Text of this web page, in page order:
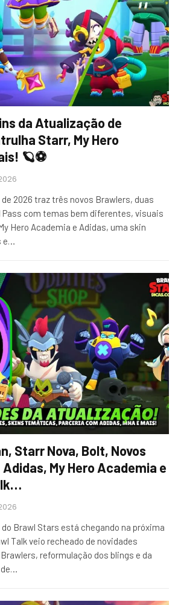
da Atualização de
Starr, My Hero
🪐⚽
2026 traz três novos Brawlers, duas
com temas bem diferentes, visuais
Hero Academia e Adidas, uma skin
Starr Nova, Bolt, Novos
My Hero Academia e
Brawl Stars está chegando na próxima
Talk veio recheado de novidades
reformulação dos blings e da
de…